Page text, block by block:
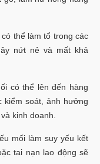
thể làm tổ trong các
nứt nẻ và mất khả
có thể lên đến hàng
kiểm soát, ảnh hưởng
kinh doanh.
mối làm suy yếu kết
tai nạn lao động sẽ